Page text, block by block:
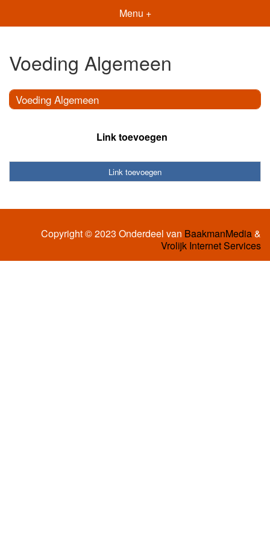
Menu +
Voeding Algemeen
Voeding Algemeen
Link toevoegen
Link toevoegen
Copyright © 2023 Onderdeel van BaakmanMedia&
Vrolijk Internet Services